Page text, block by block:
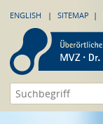
ENGLISH SITEMAP